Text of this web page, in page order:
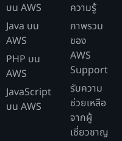
บน AWS
Java บน
AWS
PHP บน
AWS
JavaScript
บน AWS
ความรู้
ภาพรวม
ของ
AWS
Support
รับความ
ช่วยเหลือ
จากผู้
เชี่ยวชาญ